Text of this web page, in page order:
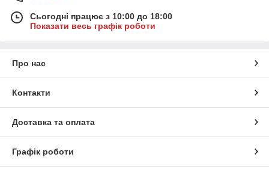
Сьогодні працює з 10:00 до 18:00
Показати весь графік роботи
Про нас
Контакти
Доставка та оплата
Графік роботи